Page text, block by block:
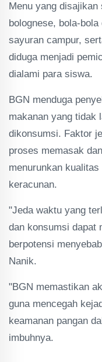
Menu yang
bolognese, bola-
sayuran campur,
diduga menjadi
dialami para siswa.
BGN menduga
makanan yang tidak
dikonsumsi. Faktor
proses memasak
menurunkan
keracunan.
"Jeda waktu yang
dan konsumsi dapat
berpotensi
Nanik.
"BGN memastikan
guna mencegah
keamanan pangan
imbuhnya.